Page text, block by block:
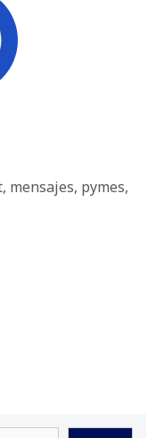
, mensajes, pymes,